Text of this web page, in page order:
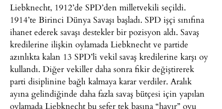
Liebknecht, 1912’de SPD’den milletvekili seçildi.
1914’te Birinci Dünya Savaşı başladı. SPD işçi sınıfına
ihanet ederek savaşı destekler bir pozisyon aldı. Savaş
kredilerine ilişkin oylamada Liebknecht ve partide
azınlıkta kalan 13 SPD’li vekil savaş kredilerine karşı oy
kullandı. Diğer vekiller daha sonra fikir değiştirerek
parti disiplinine bağlı kalmaya karar verdiler. Aralık
ayına gelindiğinde daha fazla savaş bütçesi için yapılan
oylamada Liebknecht bu sefer tek başına “hayır” oyu